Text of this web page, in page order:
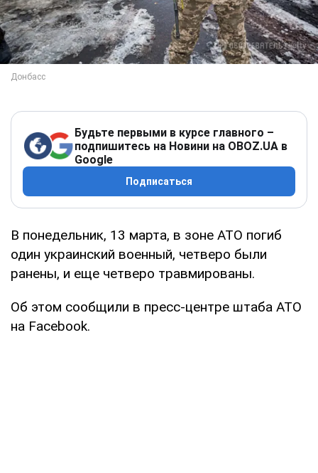
Будьте первыми в курсе главного –
подпишитесь на Новини на OBOZ.UA в
Google
Подписаться
В понедельник, 13 марта, в зоне АТО погиб
один украинский военный, четверо были
ранены, и еще четверо травмированы.
Об этом сообщили в пресс-центре штаба АТО
на Facebook.